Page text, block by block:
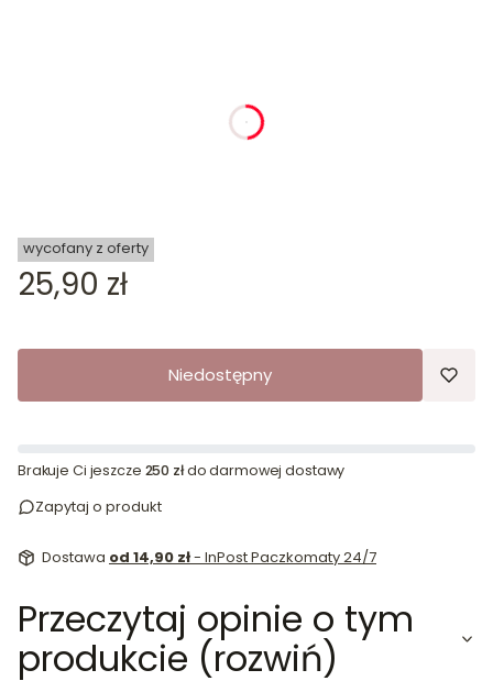
wycofany z oferty
Cena
25,90 zł
Niedostępny
Brakuje Ci jeszcze 250 złdo darmowej dostawy
Zapytaj o produkt
Dostawa od 14,90 zł- InPost Paczkomaty 24/7
Przeczytaj opinie o tym
produkcie (rozwiń)